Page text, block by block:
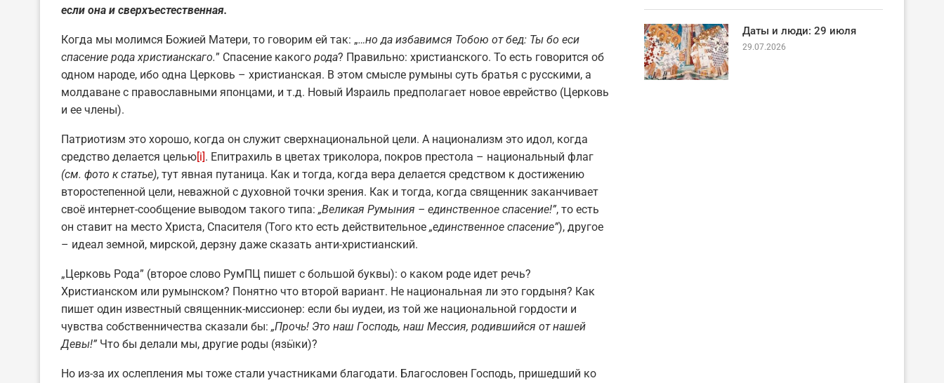
если она и сверхъестественная.
Когда мы молимся Божией Матери, то говорим ей так: „…но да избавимся Тобою от бед: Ты бо еси
спасение рода христианскаго.” Спасение какого рода? Правильно: христианского. То есть говорится об
одном народе, ибо одна Церковь – христианская. В этом смысле румыны суть братья с русскими, а
молдаване с православными японцами, и т.д. Новый Израиль предполагает новое еврейство (Церковь
и ее члены).
Патриотизм это хорошо, когда он служит сверхнациональной цели. А национализм это идол, когда
средство делается целью[i]. Епитрахиль в цветах триколора, покров престола – национальный флаг
(см. фото к статье), тут явная путаница. Как и тогда, когда вера делается средством к достижению
второстепенной цели, неважной с духовной точки зрения. Как и тогда, когда священник заканчивает
своё интернет-сообщение выводом такого типа: „Великая Румыния – единственное спасение!”, то есть
он ставит на место Христа, Спасителя (Того кто есть действительное „единственное спасение”), другое
– идеал земной, мирской, дерзну даже сказать анти-христианский.
„Церковь Рода” (второе слово РумПЦ пишет с большой буквы): о каком роде идет речь?
Христианском или румынском? Понятно что второй вариант. Не национальная ли это гордыня? Как
пишет один известный священник-миссионер: если бы иудеи, из той же национальной гордости и
чувства собственничества сказали бы: „Прочь! Это наш Господь, наш Мессия, родившийся от нашей
Девы!” Что бы делали мы, другие роды (язӹки)?
Но из-за их ослепления мы тоже стали участниками благодати. Благословен Господь, пришедший ко
Даты и люди: 29 июля
29.07.2026